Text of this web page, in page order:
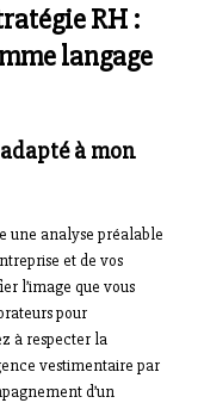
RH :
langage
à mon
une analyse préalable
et de vos
l’image que vous
pour
à respecter la
vestimentaire par
d’un